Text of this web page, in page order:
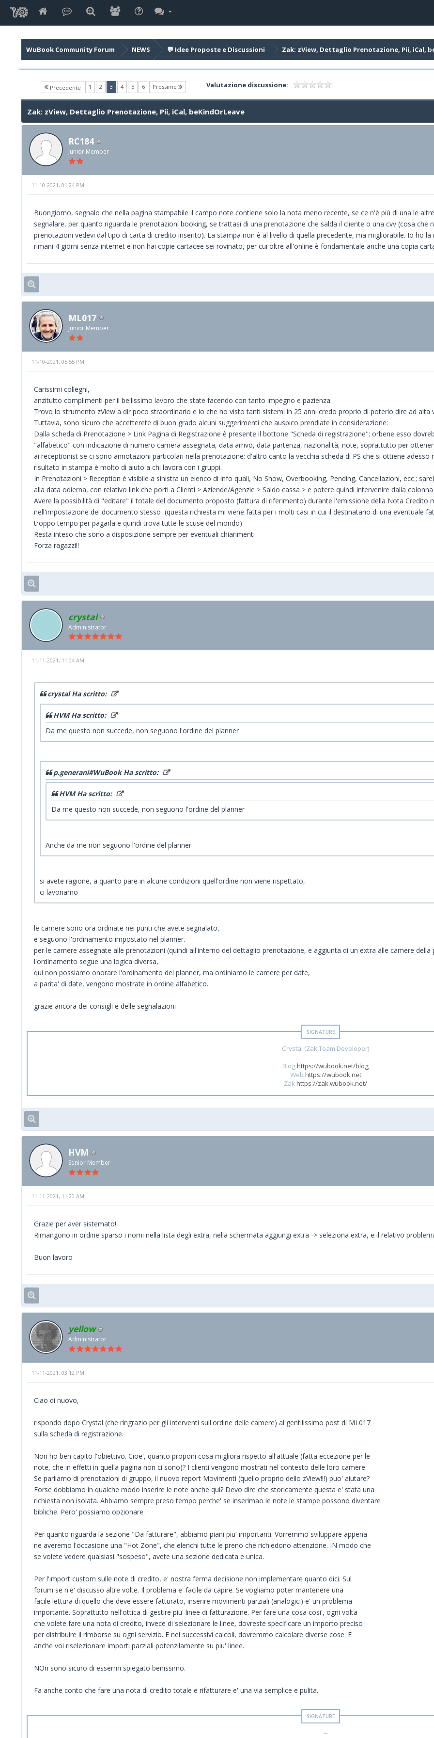
WuBook Community Forum NEWS 💬 Idee Proposte e Discussioni Zak: zView, Dettaglio Prenotazione, Pii, iCal,
Precedente 1 2 3(current)
4 5 6 Prossimo Valutazione discussione:
Zak: zView, Dettaglio Prenotazione, Pii, iCal, beKindOrLeave
RC184
Junior Member
11-10-2021, 01:24 PM
Buongiorno, segnalo che nella pagina stampabile il campo note contiene solo la nota meno recente, se ce n'è più di una le
segnalare, per quanto riguarda le prenotazioni booking, se trattasi di una prenotazione che salda il cliente o una cvv (cosa che
prenotazioni vedevi dal tipo di carta di credito inserito). La stampa non è al livello di quella precedente, ma migliorabile. Io ho
rimani 4 giorni senza internet e non hai copie cartacee sei rovinato, per cui oltre all'online è fondamentale anche una copia
ML017
Junior Member
11-10-2021, 05:55 PM
Carissimi colleghi,
anzitutto complimenti per il bellissimo lavoro che state facendo con tanto impegno e pazienza.
Trovo lo strumento zView a dir poco straordinario e io che ho visto tanti sistemi in 25 anni credo proprio di poterlo dire ad alta
Tuttavia, sono sicuro che accetterete di buon grado alcuni suggerimenti che auspico prendiate in considerazione:
Dalla scheda di Prenotazione > Link Pagina di Registrazione è presente il bottone "Scheda di registrazione"; orbene esso
"alfabetico" con indicazione di numero camera assegnata, data arrivo, data partenza, nazionalità, note, soprattutto per
ai receptionist se ci sono annotazioni particolari nella prenotazione; d'altro canto la vecchia scheda di PS che si ottiene
risultato in stampa è molto di aiuto a chi lavora con i gruppi.
In Prenotazioni > Reception è visibile a sinistra un elenco di info quali, No Show, Overbooking, Pending, Cancellazioni, ecc.;
alla data odierna, con relativo link che porti a Clienti > Aziende/Agenzie > Saldo cassa > e potere quindi intervenire dalla
Avere la possibilità di "editare" il totale del documento proposto (fattura di riferimento) durante l'emissione della Nota Credito
nell'impostazione del documento stesso (questa richiesta mi viene fatta per i molti casi in cui il destinatario di una eventuale
troppo tempo per pagarla e quindi trova tutte le scuse del mondo)
Resta inteso che sono a disposizione sempre per eventuali chiarimenti
Forza ragazzi!!
crystal
Administrator
11-11-2021, 11:04 AM
crystal Ha scritto:
HVM Ha scritto:
Da me questo non succede, non seguono l'ordine del planner
p.generani#WuBook Ha scritto:
HVM Ha scritto:
Da me questo non succede, non seguono l'ordine del planner
Anche da me non seguono l'ordine del planner
si avete ragione, a quanto pare in alcune condizioni quell'ordine non viene rispettato,
ci lavoriamo
le camere sono ora ordinate nei punti che avete segnalato,
e seguono l'ordinamento impostato nel planner.
per le camere assegnate alle prenotazioni (quindi all'interno del dettaglio prenotazione, e aggiunta di un extra alle camere della
l'ordinamento segue una logica diversa,
qui non possiamo onorare l'ordinamento del planner, ma ordiniamo le camere per date,
a parita' di date, vengono mostrate in ordine alfabetico.
grazie ancora dei consigli e delle segnalazioni
Crystal (Zak Team Developer)
Bloghttps://wubook.net/blog
Web https://wubook.net
Zakhttps://zak.wubook.net/
HVM
Senior Member
11-11-2021, 11:20 AM
Grazie per aver sistemato!
Rimangono in ordine sparso i nomi nella lista degli extra, nella schermata aggiungi extra -> seleziona extra, e il relativo
Buon lavoro
yellow
Administrator
11-11-2021, 03:12 PM
Ciao di nuovo,
rispondo dopo Crystal (che ringrazio per gli interventi sull'ordine delle camere) al gentilissimo post di ML017
sulla scheda di registrazione.
Non ho ben capito l'obiettivo. Cioe', quanto proponi cosa migliora rispetto all'attuale (fatta eccezione per le
note, che in effetti in quella pagina non ci sono)? I clienti vengono mostrati nel contesto delle loro camere.
Se parliamo di prenotazioni di gruppo, il nuovo report Movimenti (quello proprio dello zView!!!) puo' aiutare?
Forse dobbiamo in qualche modo inserire le note anche qui? Devo dire che storicamente questa e' stata una
richiesta non isolata. Abbiamo sempre preso tempo perche' se inserimao le note le stampe possono diventare
bibliche. Pero' possiamo opzionare.
Per quanto riguarda la sezione "Da fatturare", abbiamo piani piu' importanti. Vorremmo sviluppare appena
ne averemo l'occasione una "Hot Zone", che elenchi tutte le preno che richiedono attenzione. IN modo che
se volete vedere qualsiasi "sospeso", avete una sezione dedicata e unica.
Per l'import custom sulle note di credito, e' nostra ferma decisione non implementare quanto dici. Sul
forum se n'e' discusso altre volte. Il problema e' facile da capire. Se vogliamo poter mantenere una
facile lettura di quello che deve essere fatturato, inserire movimenti parziali (analogici) e' un problema
importante. Soprattutto nell'ottica di gestire piu' linee di fatturazione. Per fare una cosa cosi', ogni volta
che volete fare una nota di credito, invece di selezionare le linee, dovreste specificare un importo preciso
per distribuire il rimborse su ogni servizio. E nei successivi calcoli, dovremmo calcolare diverse cose. E
anche voi riselezionare importi parziali potenzilamente su piu' linee.
NOn sono sicuro di essermi spiegato benissimo.
Fa anche conto che fare una nota di credito totale e rifatturare e' una via semplice e pulita.
--